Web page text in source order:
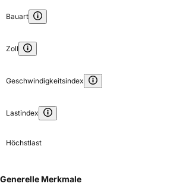
Bauart
Zoll
Geschwindigkeitsindex
Lastindex
Höchstlast
Generelle Merkmale